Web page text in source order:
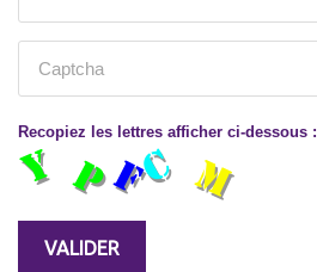
Recopiez les lettres afficher ci-dessous :